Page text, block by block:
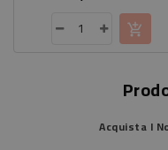
base
Acquista I